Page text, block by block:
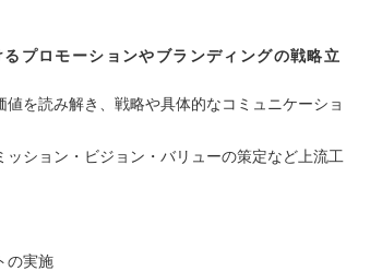
プロモーションやブランディングの戦略立
を読み解き、戦略や具体的なコミュニケーショ
ション・ビジョン・バリューの策定など上流工
の実施